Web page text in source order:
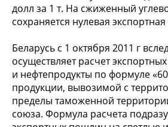
долл за 1 т. На сжиженный
сохраняется нулевая
Беларусь с 1 октября 2011 г
осуществляет расчет
и нефтепродукты по формуле
продукции, вывозимой с
пределы таможенной
союза. Формула расчета